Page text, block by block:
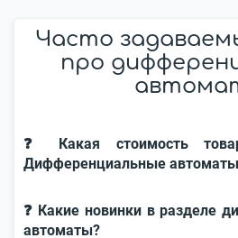
Часто
про
❓ Какая стоимость
Дифференциальные
❓ Какие новинки в разделе
автоматы?